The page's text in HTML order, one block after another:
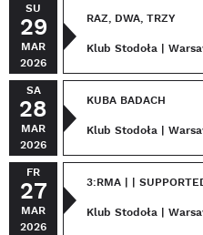
SU
29
MAR
2026
RAZ, DWA, TRZY
Klub Stodoła |
SA
28
MAR
2026
KUBA BADACH
Klub Stodoła |
FR
27
MAR
2026
3:RMA | |
Klub Stodoła |